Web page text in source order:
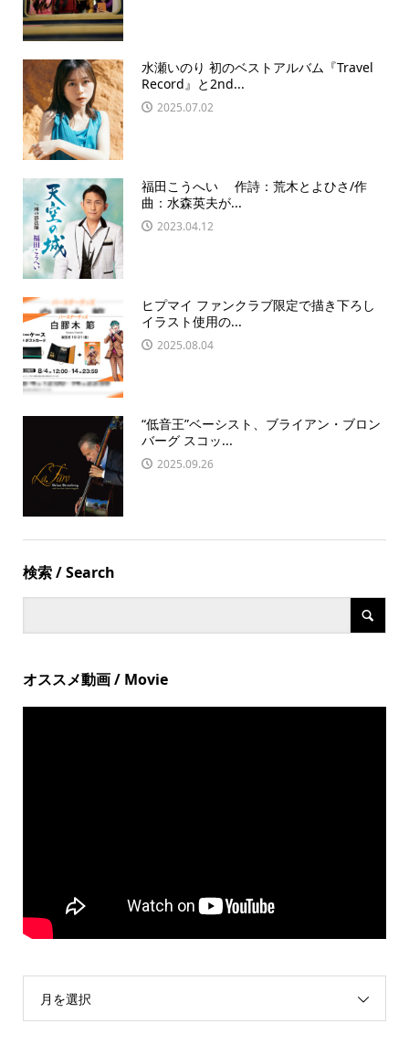
水瀬いのり 初のベストアルバム『Travel
Record』と2nd...
2025.07.02
福田こうへい 作詩：荒木とよひさ/作
曲：水森英夫が...
2023.04.12
ヒプマイ ファンクラブ限定で描き下ろし
イラスト使用の...
2025.08.04
“低音王”ベーシスト、ブライアン・ブロン
バーグ スコッ...
2025.09.26
検索 / Search
オススメ動画 / Movie
月を選択